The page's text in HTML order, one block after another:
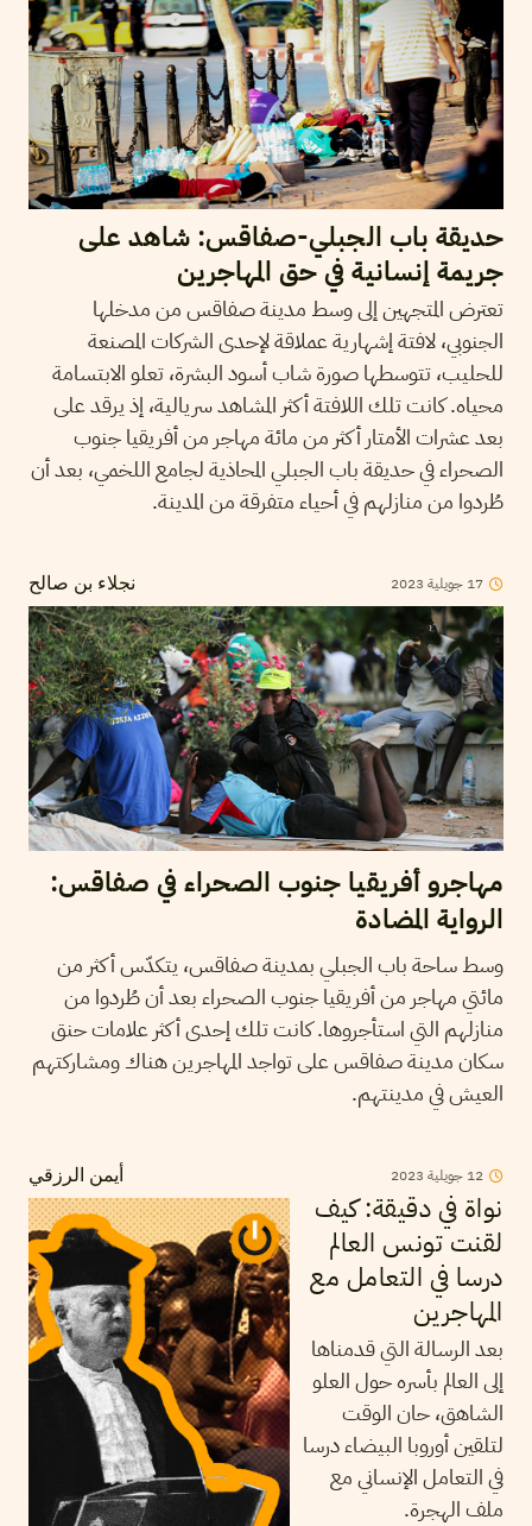
حديقة باب الجبلي-صفاقس: شاهد على
جريمة إنسانية في حق المهاجرين
تعترض المتجهين إلى وسط مدينة صفاقس من مدخلها
الجنوبي، لافتة إشهارية عملاقة لإحدى الشركات المصنعة
للحليب، تتوسطها صورة شاب أسود البشرة، تعلو الابتسامة
محياه. كانت تلك اللافتة أكثر المشاهد سريالية، إذ يرقد على
بعد عشرات الأمتار أكثر من مائة مهاجر من أفريقيا جنوب
الصحراء في حديقة باب الجبلي المحاذية لجامع اللخمي، بعد أن
طُردوا من منازلهم في أحياء متفرقة من المدينة.
نجلاء بن صالح 17 جويلية 2023
مهاجرو أفريقيا جنوب الصحراء في صفاقس:
الرواية المضادة
وسط ساحة باب الجبلي بمدينة صفاقس، يتكدّس أكثر من
مائتي مهاجر من أفريقيا جنوب الصحراء بعد أن طُردوا من
منازلهم التي استأجروها. كانت تلك إحدى أكثر علامات حنق
سكان مدينة صفاقس على تواجد المهاجرين هناك ومشاركتهم
العيش في مدينتهم.
أيمن الرزقي 12 جويلية 2023
نواة في دقيقة: كيف
لقنت تونس العالم
درسا في التعامل مع
المهاجرين
بعد الرسالة التي قدمناها
إلى العالم بأسره حول العلو
الشاهق، حان الوقت
لتلقين أوروبا البيضاء درسا
في التعامل الإنساني مع
ملف الهجرة.